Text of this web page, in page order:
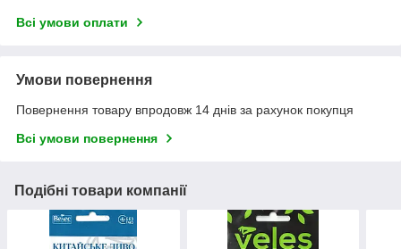
Всі умови оплати
Умови повернення
Повернення товару впродовж 14 днів за рахунок покупця
Всі умови повернення
Подібні товари компанії